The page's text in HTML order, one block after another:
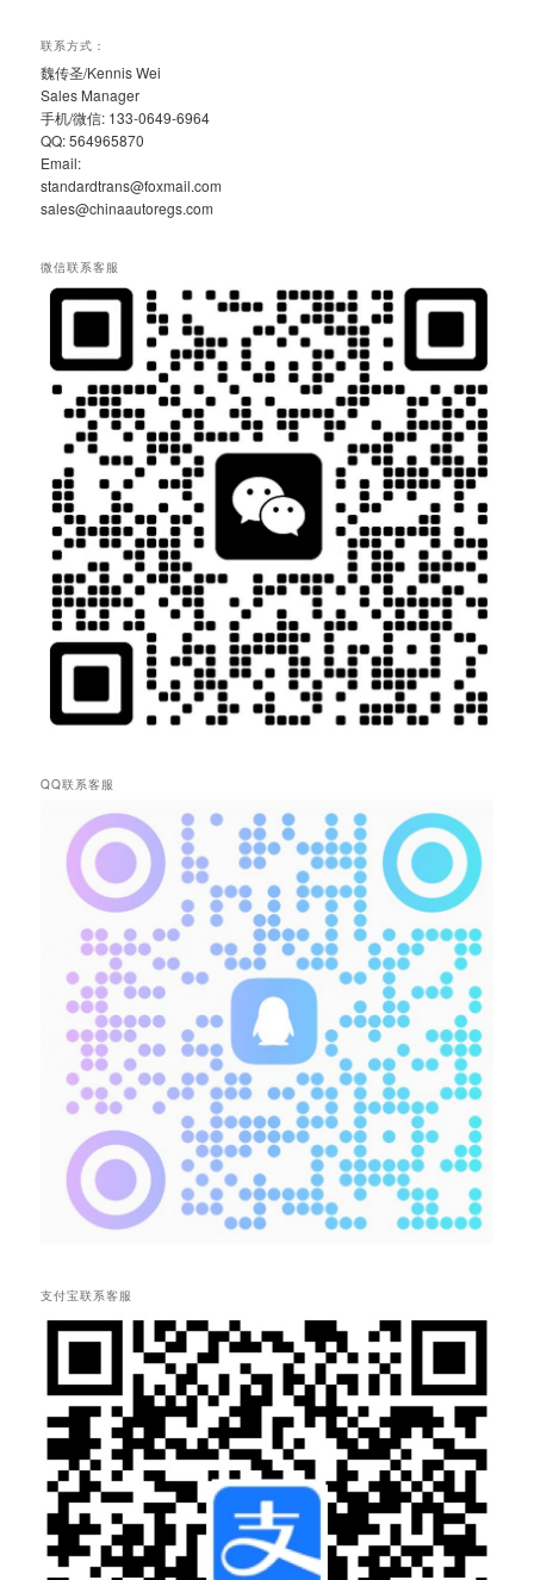
联系方式：
魏传圣/Kennis Wei
Sales Manager
手机/微信: 133-0649-6964
QQ: 564965870
Email:
standardtrans@foxmail.com
sales@chinaautoregs.com
微信联系客服
QQ联系客服
支付宝联系客服